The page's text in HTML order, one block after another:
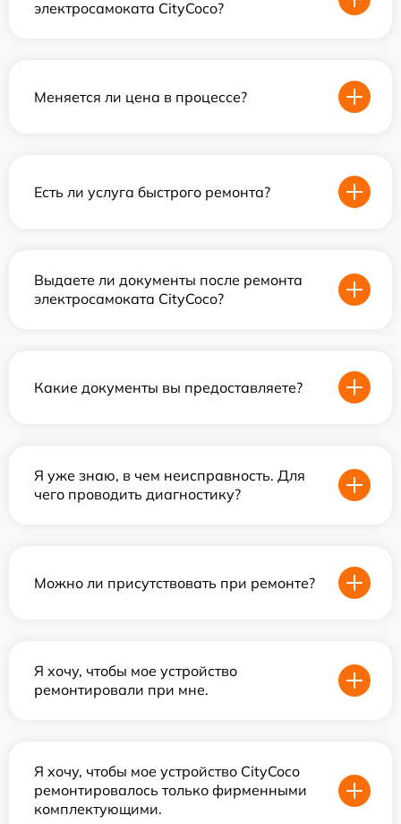
электросамоката CityCoco?
Меняется ли цена в процессе?
Есть ли услуга быстрого ремонта?
Выдаете ли документы после ремонта
электросамоката CityCoco?
Какие документы вы предоставляете?
Я уже знаю, в чем неисправность. Для
чего проводить диагностику?
Можно ли присутствовать при ремонте?
Я хочу, чтобы мое устройство
ремонтировали при мне.
Я хочу, чтобы мое устройство CityCoco
ремонтировалось только фирменными
комплектующими.